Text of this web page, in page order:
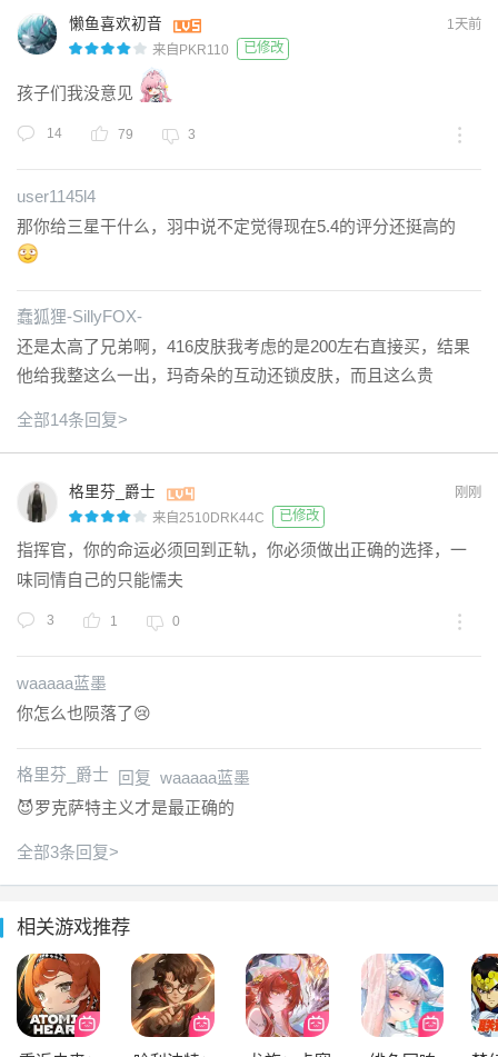
懒鱼喜欢初音
1天前
来自PKR110
已修改
孩子们我没意见
14 79 3
user1145l4
那你给三星干什么，羽中说不定觉得现在5.4的评分还挺高的
蠢狐狸-SillyFOX-
还是太高了兄弟啊，416皮肤我考虑的是200左右直接买，结果
他给我整这么一出，玛奇朵的互动还锁皮肤，而且这么贵
全部14条回复>
格里芬_爵士
刚刚
来自2510DRK44C
已修改
指挥官，你的命运必须回到正轨，你必须做出正确的选择，一
味同情自己的只能懦夫
3 1 0
waaaaa蓝墨
你怎么也陨落了😢
格里芬_爵士 回复 waaaaa蓝墨
😈罗克萨特主义才是最正确的
全部3条回复>
相关游戏推荐